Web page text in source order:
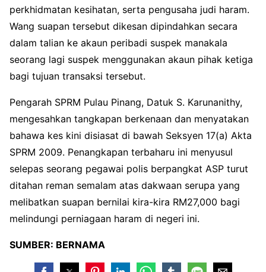
perkhidmatan kesihatan, serta pengusaha judi haram.
Wang suapan tersebut dikesan dipindahkan secara
dalam talian ke akaun peribadi suspek manakala
seorang lagi suspek menggunakan akaun pihak ketiga
bagi tujuan transaksi tersebut.
Pengarah SPRM Pulau Pinang, Datuk S. Karunanithy,
mengesahkan tangkapan berkenaan dan menyatakan
bahawa kes kini disiasat di bawah Seksyen 17(a) Akta
SPRM 2009. Penangkapan terbaharu ini menyusul
selepas seorang pegawai polis berpangkat ASP turut
ditahan reman semalam atas dakwaan serupa yang
melibatkan suapan bernilai kira-kira RM27,000 bagi
melindungi perniagaan haram di negeri ini.
SUMBER: BERNAMA